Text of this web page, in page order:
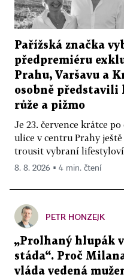
Pařížská značka
předpremiéru
Prahu, Varšavu a
osobně představili
růže a pižmo
Je 23. července krátce
ulice v centru Prahy
trousit vybraní
8. 8. 2026 ▪ 4 min. čtení
PETR HONZEJK
„Prolhaný hlupák
stáda“. Proč
vláda vedená